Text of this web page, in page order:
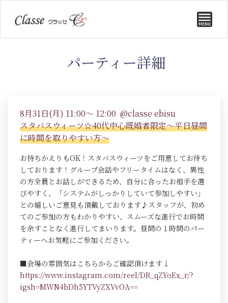
パーティー詳細
8月31日(月) 11:00～ 12:00 @classe ebisu
スタバスウィーツ☆40代中心既婚者限定～平日昼間
に時間を取りやすい方～
お持ちかえりもOK！スタバスウィーツをご用意してお待ち
しております！グループ会話やフリータイムはなく、異性
の方全員とお話しができるため、自分に合ったお相手を選
びやすく、「システムがしっかりしていて参加しやすい」
との嬉しいご意見も頂戴しております♪スタッフが、初め
てのご参加の方もわかりやすい、スムーズな進行でお時間
を余すことなく進行してまいります。昼間の１時間のパー
ティーへお気軽にご参加ください。
■会場の雰囲気はこちらからご確認頂けます↓
https://www.instagram.com/reel/DR_qZYoEx_r/?
igsh=MWN4bDh5YTVyZXVvOA==